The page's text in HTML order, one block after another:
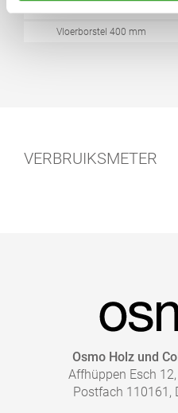
Vloerborstel 400 mm
VERBRUIKSMETER
Osmo Holz und
Affhüppen Esch
Postfach 110161,